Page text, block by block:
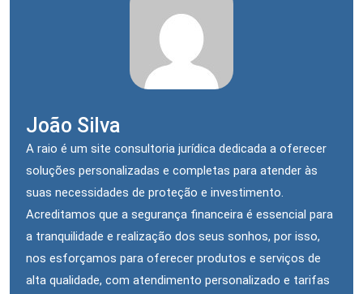
João Silva
A raio é um site consultoria jurídica dedicada a oferecer
soluções personalizadas e completas para atender às
suas necessidades de proteção e investimento.
Acreditamos que a segurança financeira é essencial para
a tranquilidade e realização dos seus sonhos, por isso,
nos esforçamos para oferecer produtos e serviços de
alta qualidade, com atendimento personalizado e tarifas